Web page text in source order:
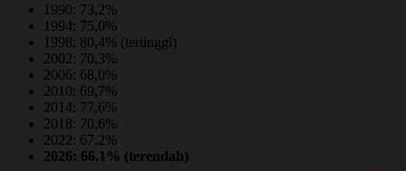
1990: 73,2%
1994: 75,0%
1998: 80,4% (tertinggi)
2002: 70,3%
2006: 68,0%
2010: 69,7%
2014: 77,6%
2018: 70,6%
2022: 67,2%
2026: 66,1% (terendah)